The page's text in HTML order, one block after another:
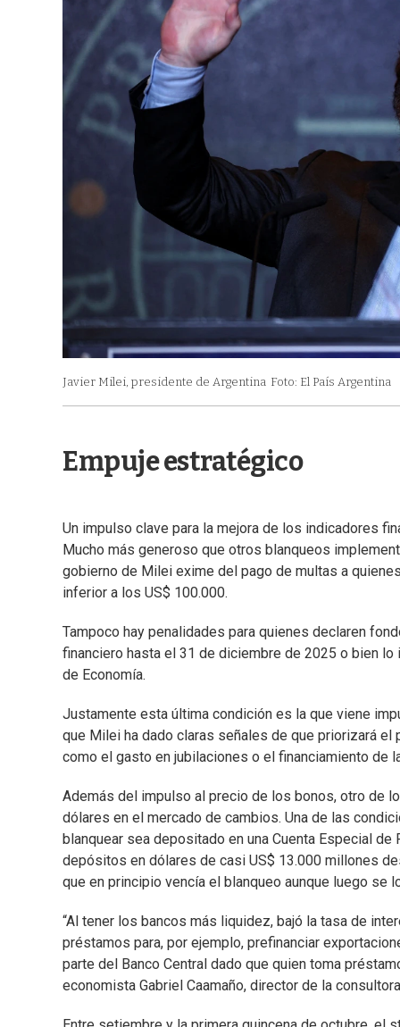
Javier Milei, presidente de Argentina Foto: El País Argentina
Empuje estratégico
Un impulso clave para la mejora de los indicadores
Mucho más generoso que otros blanqueos
gobierno de Milei exime del pago de multas a
inferior a los US$ 100.000.
Tampoco hay penalidades para quienes declaren
financiero hasta el 31 de diciembre de 2025 o bien
de Economía.
Justamente esta última condición es la que viene
que Milei ha dado claras señales de que priorizará
como el gasto en jubilaciones o el financiamiento de
Además del impulso al precio de los bonos, otro de
dólares en el mercado de cambios. Una de las
blanquear sea depositado en una Cuenta Especial
depósitos en dólares de casi US$ 13.000 millones
que en principio vencía el blanqueo aunque luego se
“Al tener los bancos más liquidez, bajó la tasa de
préstamos para, por ejemplo, prefinanciar
parte del Banco Central dado que quien toma
economista Gabriel Caamaño, director de la